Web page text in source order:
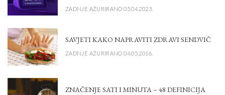
ZADNJE AŽURIRANO 05.04.2023.
SAVJETI KAKO NAPRAVITI ZDRAVI SENDVIČ
ZADNJE AŽURIRANO 04.05.2016.
ZNAČENJE SATI I MINUTA – 48 DEFINICIJA